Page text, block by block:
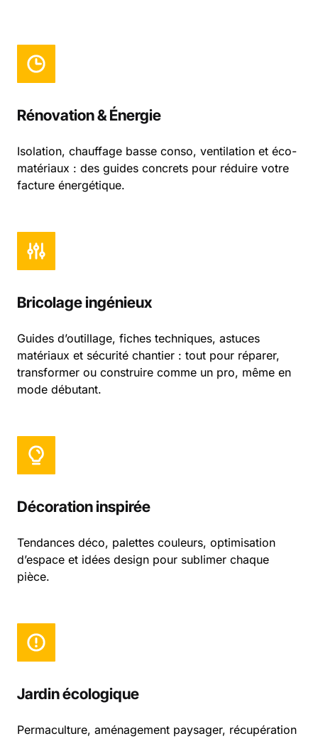
Rénovation & Énergie
Isolation, chauffage basse conso, ventilation et éco-
matériaux : des guides concrets pour réduire votre
facture énergétique.
Bricolage ingénieux
Guides d’outillage, fiches techniques, astuces
matériaux et sécurité chantier : tout pour réparer,
transformer ou construire comme un pro, même en
mode débutant.
Décoration inspirée
Tendances déco, palettes couleurs, optimisation
d’espace et idées design pour sublimer chaque
pièce.
Jardin écologique
Permaculture, aménagement paysager, récupération